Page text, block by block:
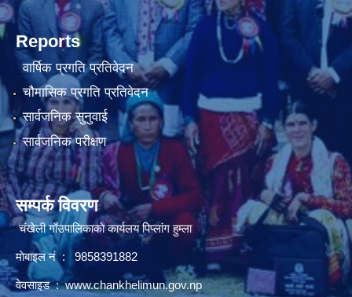
Reports
वार्षिक प्रगति प्रतिवेदन
चौमासिक प्रगति प्रतिवेदन
सार्वजनिक सुनुवाई
सार्वजनिक परीक्षण
सम्पर्क विवरण
चंखेली गाँउपालिकाकाे कार्यलय पिप्लांग हुम्ला
माेबाइल नं : 9858391882
वेवसाइड :www.chankhelimun.gov.np